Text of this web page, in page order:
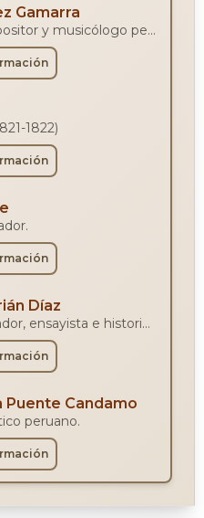
Gamarra
Artista plástico, compositor y musicólogo peruano.
1822)
Díaz
Poeta, profesor, narrador, ensayista e historiador peruano.
Puente Candamo
peruano.